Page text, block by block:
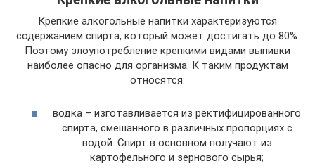
Крепкие алкогольные напитки характеризуются
содержанием спирта, который может достигать до 80%.
Поэтому злоупотребление крепкими видами выпивки
наиболее опасно для организма. К таким продуктам
относятся:
водка – изготавливается из ректифицированного
спирта, смешанного в различных пропорциях с
водой. Спирт в основном получают из
картофельного и зернового сырья;